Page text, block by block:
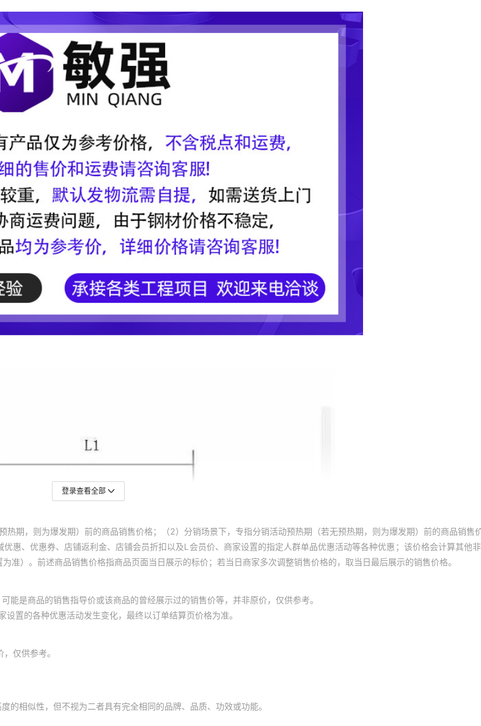
登录查看全部
热期，则为爆发期）前的商品销售价格；（2）分销场景下，专指分销活动预热期（若无预热期，则为爆发期）前的商品销售
惠、优惠券、店铺返利金、店铺会员折扣以及L会员价、商家设置的指定人群单品优惠活动等各种优惠；该价格会计算其他
）。前述商品销售价格指商品页面当日展示的标价；若当日商家多次调整销售价格的，取当日最后展示的销售价格。
是商品的销售指导价或该商品的曾经展示过的销售价等，并非原价，仅供参考。
置的各种优惠活动发生变化，最终以订单结算页价格为准。
仅供参考。
相似性，但不视为二者具有完全相同的品牌、品质、功效或功能。